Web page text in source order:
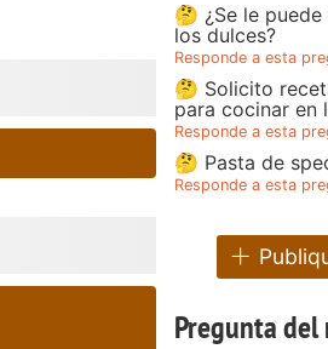
🤔 ¿Se le
los dulces?
Responde a esta
🤔 Solicito
para cocinar en
Responde a esta
🤔 Pasta de
Responde a esta
Pregunta